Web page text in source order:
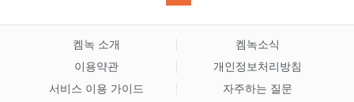
켐녹 소개
켐녹소식
이용약관
개인정보처리방침
서비스 이용 가이드
자주하는 질문